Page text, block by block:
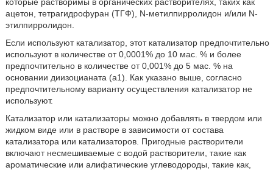
ацетон, тетрагидрофуран (ТГФ), N-метилпирролидон и/или N-
этилпирролидон.
Если используют катализатор, этот катализатор предпочтительно
используют в количестве от 0,0001% до 10 мас. % и более
предпочтительно в количестве от 0,001% до 5 мас. % на
основании диизоцианата (a1). Как указано выше, согласно
предпочтительному варианту осуществления катализатор не
используют.
Катализатор или катализаторы можно добавлять в твердом или
жидком виде или в растворе в зависимости от состава
катализатора или катализаторов. Пригодные растворители
включают несмешиваемые с водой растворители, такие как
ароматические или алифатические углеводороды, такие как,